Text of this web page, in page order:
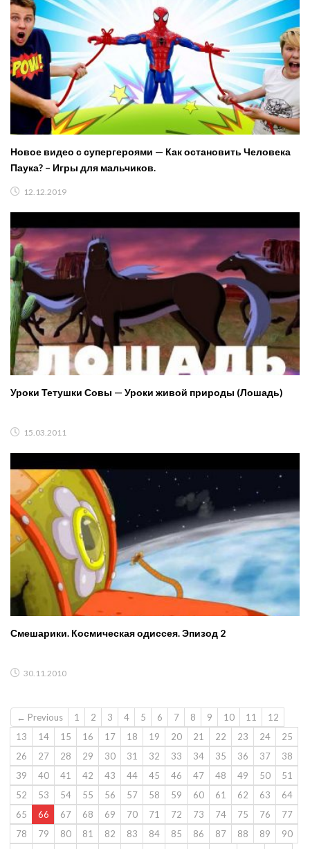
Новое видео с супергероями — Как остановить Человека
Паука? – Игры для мальчиков.
12.12.2019
Уроки Тетушки Совы — Уроки живой природы (Лошадь)
15.03.2011
Смешарики. Космическая одиссея. Эпизод 2
30.11.2010
← Previous 1 2 3 4 5 6 7 8 9 10 11
12
13
14 15 16 17 18 19 20 21 22 23 24
25
26
27 28 29 30 31 32 33 34 35 36 37
38
39
40 41 42 43 44 45 46 47 48 49 50
51
52
53 54 55 56 57 58 59 60 61 62 63
64
65
66 67 68 69 70 71 72 73 74 75 76
77
78
79 80 81 82 83 84 85 86 87 88 89
90